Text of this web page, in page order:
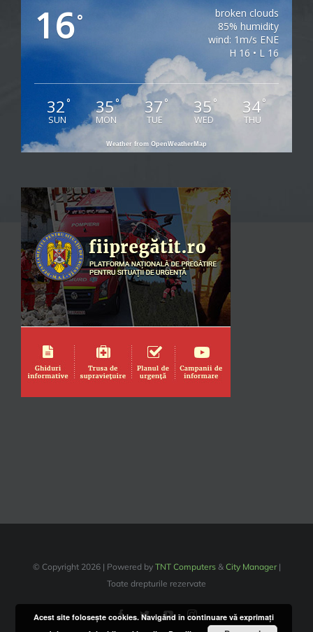
16°
broken clouds
85% humidity
wind: 1m/s ENE
H 16 • L 16
32°
SUN
35°
MON
37°
TUE
35 °
WED
34°
THU
Weather from OpenWeatherMap
© Copyright 2026 | Powered by TNT Computers& City Manager|
Toate drepturile rezervate
FacebookTwitterYouTubeInstagram
Acest site foloseşte cookies. Navigând în continuare vă exprimaţi